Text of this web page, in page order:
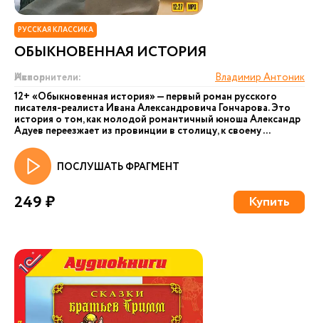
РУССКАЯ КЛАССИКА
ОБЫКНОВЕННАЯ ИСТОРИЯ
Автор:
Исполнители:
Владимир Антоник
12+ «Обыкновенная история» — первый роман русского
писателя-реалиста Ивана Александровича Гончарова. Это
история о том, как молодой романтичный юноша Александр
Адуев переезжает из провинции в столицу, к своему ...
ПОСЛУШАТЬ ФРАГМЕНТ
249 ₽ Купить